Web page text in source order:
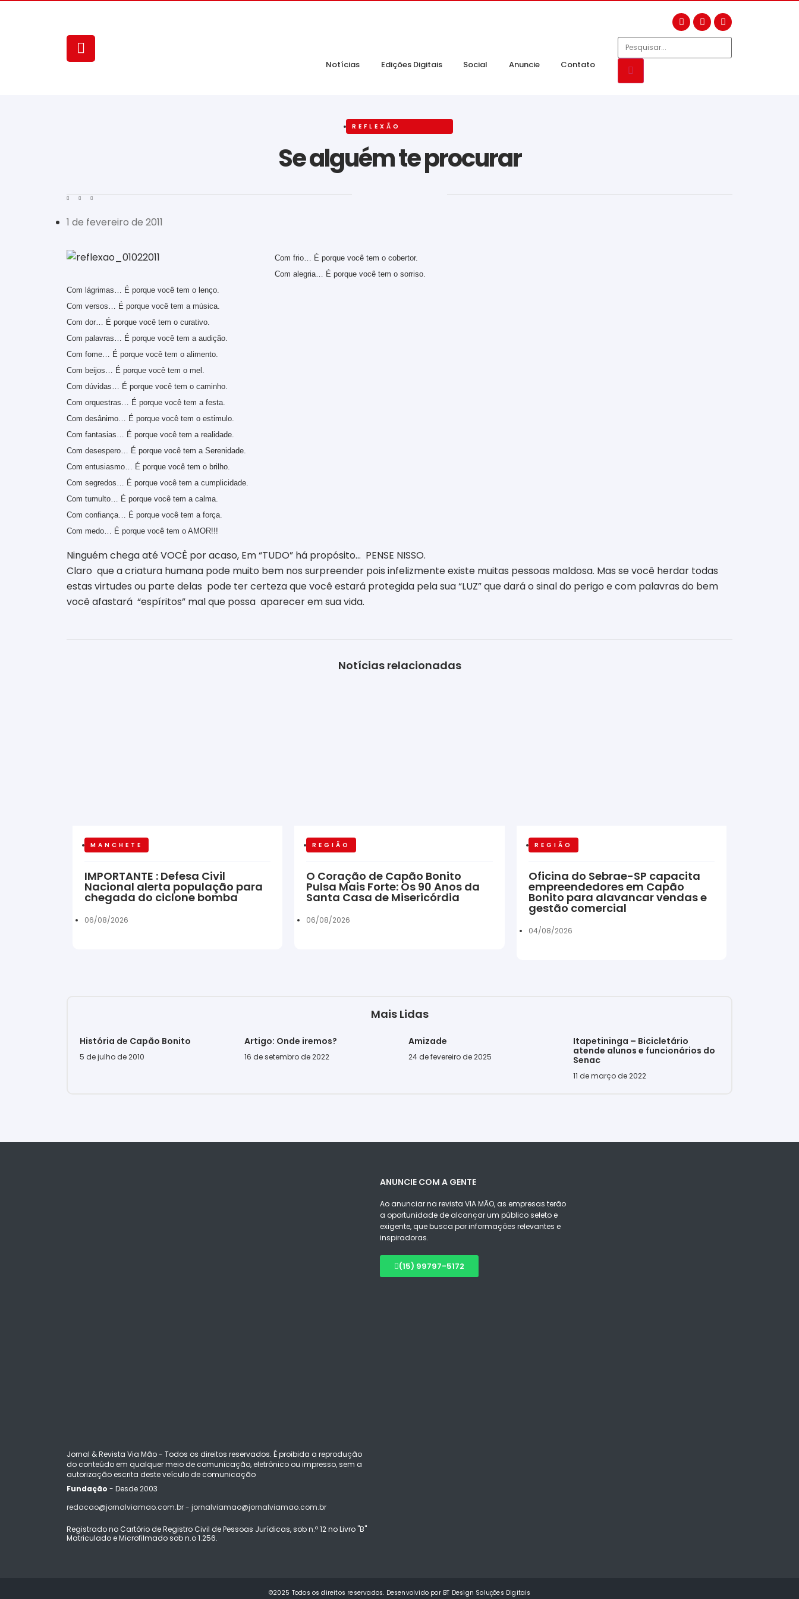
Notícias Edições Digitais Social Anuncie Contato
REFLEXÃO
Se alguém te procurar
1 de fevereiro de 2011
Com frio… É porque você tem o cobertor.
Com alegria… É porque você tem o sorriso.
Com lágrimas… É porque você tem o lenço.
Com versos… É porque você tem a música.
Com dor… É porque você tem o curativo.
Com palavras… É porque você tem a audição.
Com fome… É porque você tem o alimento.
Com beijos… É porque você tem o mel.
Com dúvidas… É porque você tem o caminho.
Com orquestras… É porque você tem a festa.
Com desânimo… É porque você tem o estimulo.
Com fantasias… É porque você tem a realidade.
Com desespero… É porque você tem a Serenidade.
Com entusiasmo… É porque você tem o brilho.
Com segredos… É porque você tem a cumplicidade.
Com tumulto… É porque você tem a calma.
Com confiança… É porque você tem a força.
Com medo… É porque você tem o AMOR!!!
Ninguém chega até VOCÊ por acaso, Em “TUDO” há propósito… PENSE NISSO.
Claro que a criatura humana pode muito bem nos surpreender pois infelizmente existe muitas pessoas maldosa. Mas se você herdar todas
estas virtudes ou parte delas pode ter certeza que você estará protegida pela sua “LUZ” que dará o sinal do perigo e com palavras do bem
você afastará “espíritos” mal que possa aparecer em sua vida.
Notícias relacionadas
MANCHETE
IMPORTANTE : Defesa Civil
Nacional alerta população para
chegada do ciclone bomba
06/08/2026
REGIÃO
O Coração de Capão Bonito
Pulsa Mais Forte: Os 90 Anos da
Santa Casa de Misericórdia
06/08/2026
REGIÃO
Oficina do Sebrae-SP capacita
empreendedores em Capão
Bonito para alavancar vendas e
gestão comercial
04/08/2026
Mais Lidas
História de Capão Bonito
5 de julho de 2010
Artigo: Onde iremos?
16 de setembro de 2022
Amizade
24 de fevereiro de 2025
Itapetininga – Bicicletário
atende alunos e funcionários do
Senac
11 de março de 2022
Jornal & Revista Via Mão - Todos os direitos reservados. É proibida a reprodução
do conteúdo em qualquer meio de comunicação, eletrônico ou impresso, sem a
autorização escrita deste veículo de comunicação
Fundação - Desde 2003
redacao@jornalviamao.com.br - jornalviamao@jornalviamao.com.br
Registrado no Cartório de Registro Civil de Pessoas Jurídicas, sob n.º 12 no Livro "B"
Matriculado e Microfilmado sob n.o 1.256.
ANUNCIE COM A GENTE
Ao anunciar na revista VIA MÃO, as empresas terão
a oportunidade de alcançar um público seleto e
exigente, que busca por informações relevantes e
inspiradoras.
(15) 99797-5172
©2025 Todos os direitos reservados. Desenvolvido por BT Design Soluções Digitais